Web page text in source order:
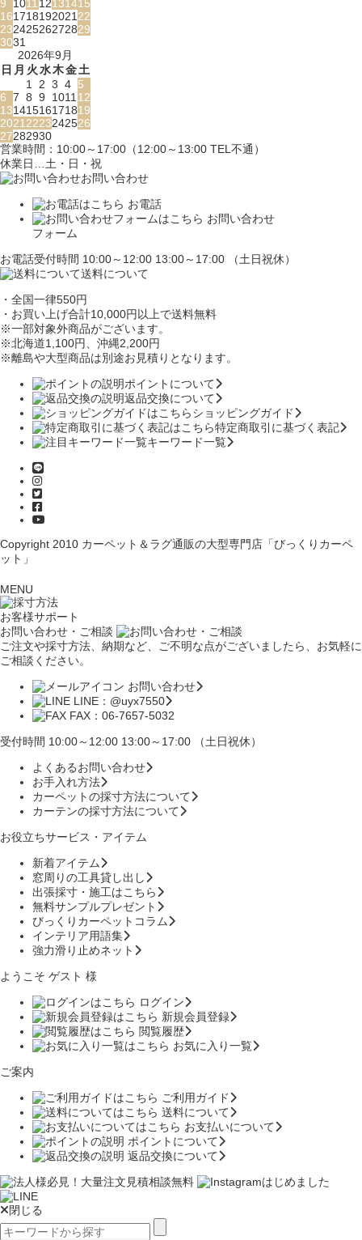
9 101112131415
16171819202122
23242526272829
3031
2026年9月
日 月 火水木金土
1 2 3 4 5
6 7 8 9 101112
13141516171819
20212223242526
27282930
営業時間：10:00～17:00（12:00～13:00 TEL不通）
休業日…土・日・祝
お問い合わせ
お電話
お問い合わせ
フォーム
お電話受付時間 10:00～12:00 13:00～17:00 （土日祝休）
送料について
・全国一律550円
・お買い上げ合計10,000円 以上で送料無料
※一部対象外商品がございます。
※北海道1,100円、沖縄2,200円
※離島や大型商品は別途お見積りとなります。
ポイントについて
返品交換について
ショッピングガイド
特定商取引に基づく表記
キーワード一覧
Copyright 2010 カーペット＆ラグ通販の大型専門店「びっくりカーペ
ット」
MENU
お客様サポート
お問い合わせ・ご相談
ご注文や採寸方法、納期など、ご不明な点がございましたら、お気軽に
ご相談ください。
お問い合わせ
LINE：@uyx7550
FAX：06-7657-5032
受付時間 10:00～12:00 13:00～17:00 （土日祝休）
よくあるお問い合わせ
お手入れ方法
カーペットの採寸方法について
カーテンの採寸方法について
お役立ちサービス・アイテム
新着アイテム
窓周りの工具貸し出し
出張採寸・施工はこちら
無料サンプルプレゼント
びっくりカーペットコラム
インテリア用語集
強力滑り止めネット
ようこそ ゲスト 様
ログイン
新規会員登録
閲覧履歴
お気に入り一覧
ご案内
ご利用ガイド
送料について
お支払いについて
ポイントについて
返品交換について
閉じる